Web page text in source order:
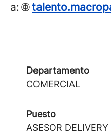
a: 🌐
Departamento
COMERCIAL
Puesto
ASESOR DELIVERY